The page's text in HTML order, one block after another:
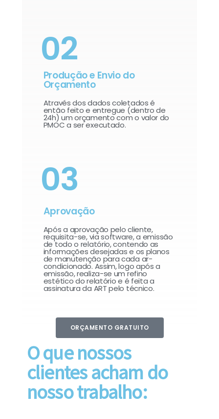
02
Produção e Envio do
Orçamento
Através dos dados coletados é
então feito e entregue (dentro de
24h) um orçamento com o valor do
PMOC a ser executado.
03
Aprovação
Após a aprovação pelo cliente,
requisita-se, via software, a emissão
de todo o relatório, contendo as
informações desejadas e os planos
de manutenção para cada ar-
condicionado. Assim, logo após a
emissão, realiza-se um refino
estético do relatório e é feita a
assinatura da ART pelo técnico.
ORÇAMENTO GRATUITO
O que nossos
clientes acham do
nosso trabalho: